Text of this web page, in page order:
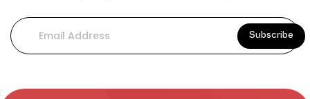
Subscribe